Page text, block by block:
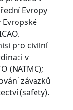
Evropy
Evropské
pro civilní
v
(NATMC);
závazků
(safety).